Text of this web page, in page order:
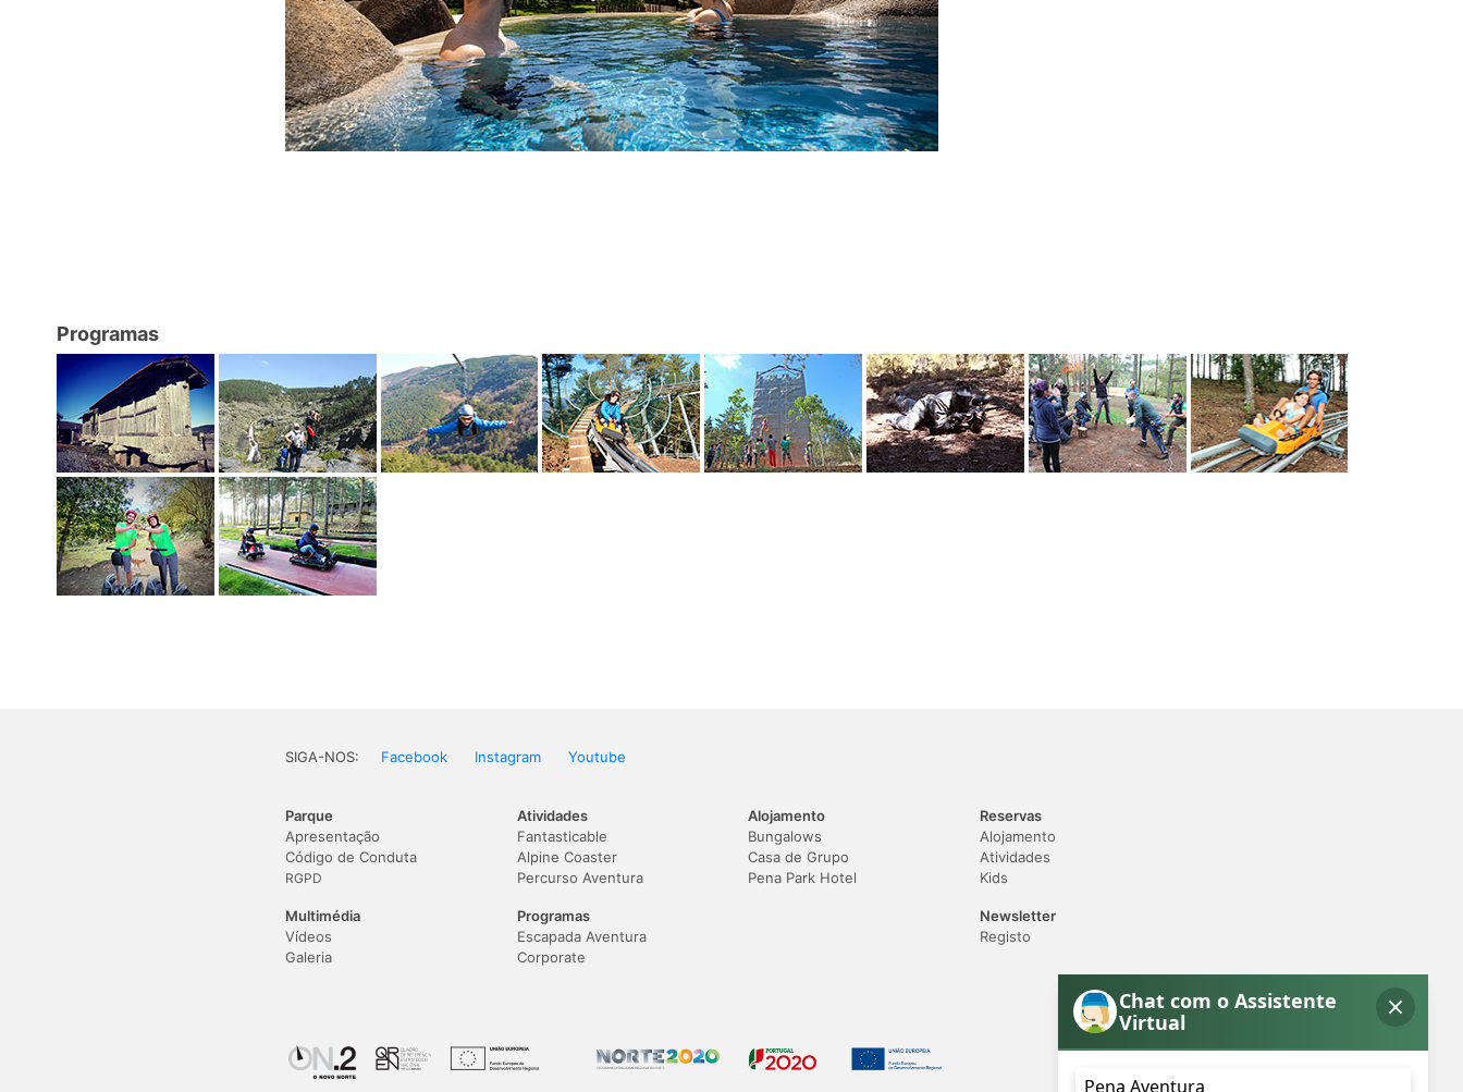
Programas
SIGA-NOS: Facebook Instagram Youtube
Parque
Apresentação
Código de Conduta
RGPD
Multimédia
Vídeos
Galeria
Atividades
Fantasticable
Alpine Coaster
Percurso Aventura
Programas
Escapada Aventura
Corporate
Alojamento
Bungalows
Casa de Grupo
Pena Park Hotel
Reservas
Alojamento
Atividades
Kids
Newsletter
Registo